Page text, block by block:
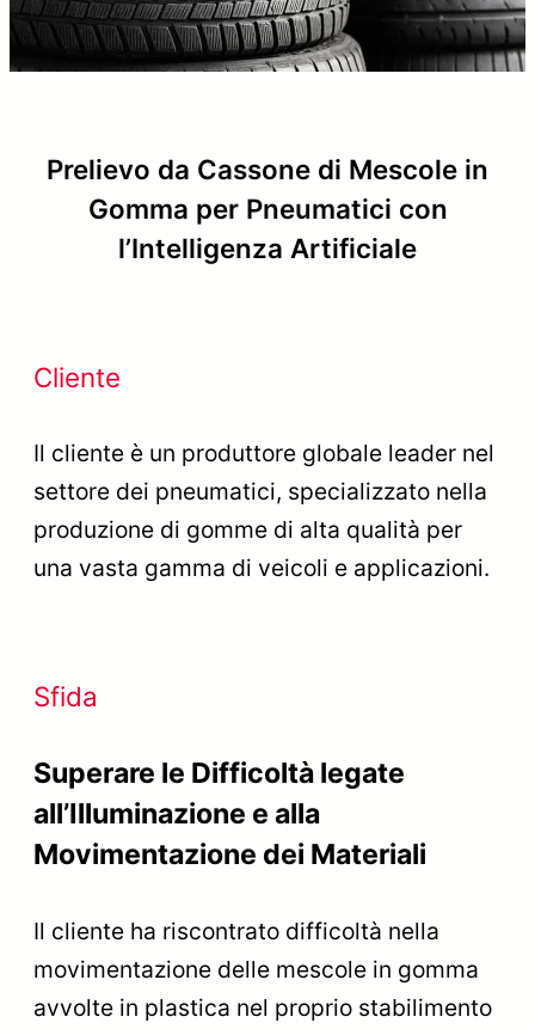
Prelievo da Cassone di Mescole in
Gomma per Pneumatici con
l’Intelligenza Artificiale
Cliente
Il cliente è un produttore globale leader nel
settore dei pneumatici, specializzato nella
produzione di gomme di alta qualità per
una vasta gamma di veicoli e applicazioni.
Sfida
Superare le Difficoltà legate
all’Illuminazione e alla
Movimentazione dei Materiali
Il cliente ha riscontrato difficoltà nella
movimentazione delle mescole in gomma
avvolte in plastica nel proprio stabilimento